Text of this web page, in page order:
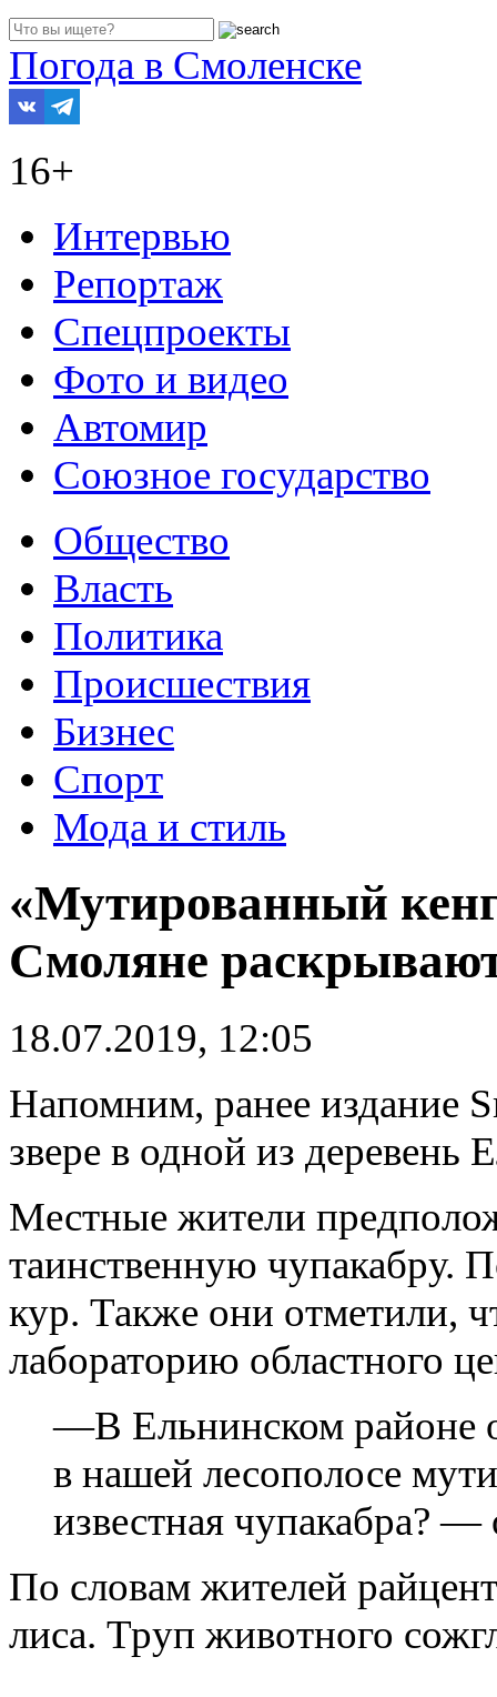
Погода в Смоленске
16+
Интервью
Репортаж
Спецпроекты
Фото и видео
Автомир
Союзное государство
Общество
Власть
Политика
Происшествия
Бизнес
Спорт
Мода и стиль
«Мутированный
Смоляне
18.07.2019, 12:05
Напомним, ранее издание
звере в одной из деревень
Местные жители
таинственную чупакабру.
кур. Также они отметили,
лабораторию областного
—В Ельнинском районе
в нашей лесополосе
известная чупакабра?
По словам жителей
лиса. Труп животного